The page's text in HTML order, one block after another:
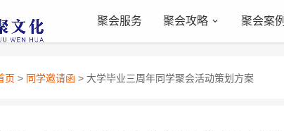
聚会服务 聚会攻略 聚会案例
页 > 同学邀请函 > 大学毕业三周年同学聚会活动策划方案